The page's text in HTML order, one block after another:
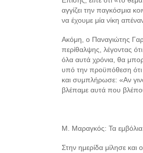
αγγίζει την παγκόσμια
να έχουμε μία νίκη
Ακόμη, ο Παναγιώτης
περίθαλψης, λέγοντας
όλα αυτά χρόνια, θα
υπό την προϋπόθεση ότι
και συμπλήρωσε: «Αν
βλέπαμε αυτά που
Μ. Μαραγκός: Τα εμβόλια
Στην ημερίδα μίλησε